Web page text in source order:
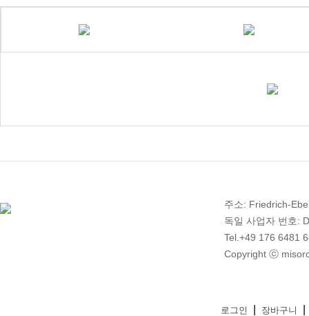
주소: Friedrich-
독일 사업자 번호:
Tel.+49 176 6481
Copyright ⓒ
로그인 장바구니